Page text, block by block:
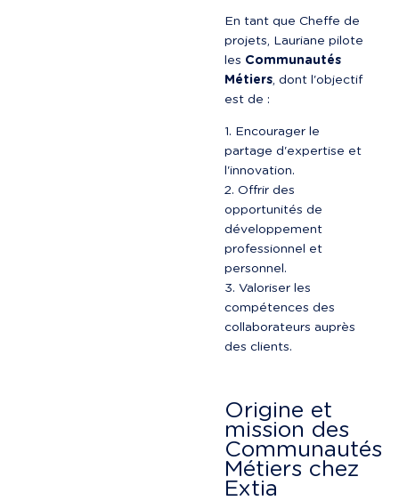
En tant que Cheffe de
projets, Lauriane pilote
les Communautés
Métiers, dont l'objectif
est de :
Encourager le
partage d'expertise et
l'innovation.
Offrir des
opportunités de
développement
professionnel et
personnel.
Valoriser les
compétences des
collaborateurs auprès
des clients.
Origine et
mission des
Communautés
Métiers chez
Extia